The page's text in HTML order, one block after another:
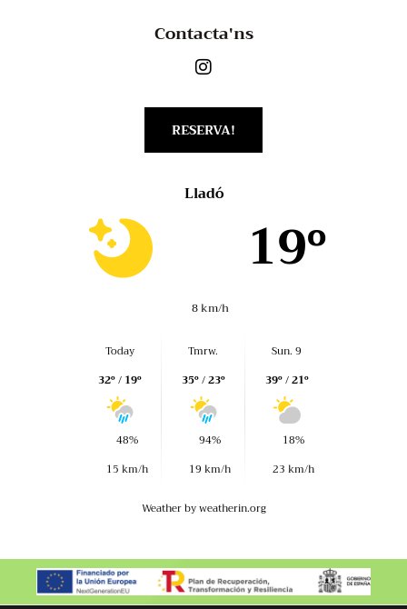
Contacta'ns
RESERVA!
Lladó
19º
8 km/h
Today
32º / 19º
48%
15 km/h
Tmrw.
35º / 23º
94%
19 km/h
Sun. 9
39º / 21º
18%
23 km/h
Weatherby weatherin.org